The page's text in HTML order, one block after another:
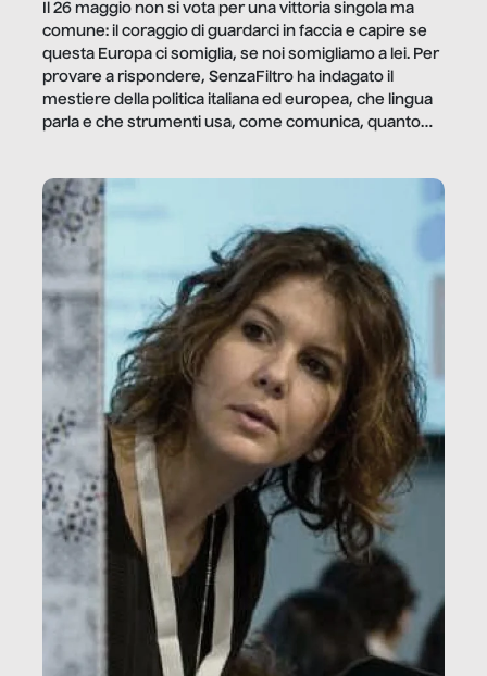
Il 26 maggio non si vota per una vittoria singola ma
comune: il coraggio di guardarci in faccia e capire se
questa Europa ci somiglia, se noi somigliamo a lei. Per
provare a rispondere, SenzaFiltro ha indagato il
mestiere della politica italiana ed europea, che lingua
parla e che strumenti usa, come comunica, quanto